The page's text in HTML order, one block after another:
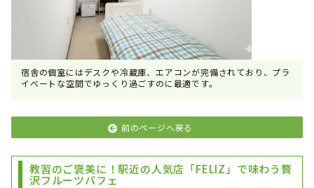
宿舎の個室にはデスクや冷蔵庫、エアコンが完備されており、プラ
イベートな空間でゆっくり過ごすのに最適です。
前のページへ戻る
教習のご褒美に！駅近の人気店「FELIZ」で味わう贅
沢フルーツパフェ